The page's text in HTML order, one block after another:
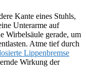
Kante eines Stuhls,
Unterarme auf
Wirbelsäule gerade, um
Atme tief durch
Lippenbremse
Wirkung der